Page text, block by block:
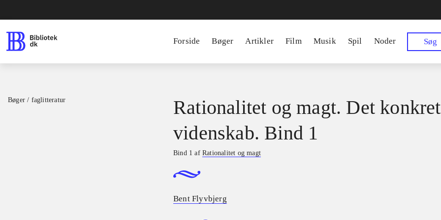
Forside Bøger Artikler Film Musik Spil Noder Søg
Bøger / faglitteratur
Rationalitet og magt. Det
videnskab. Bind 1
Bind 1 afRationalitet og magt
Bent Flyvbjerg